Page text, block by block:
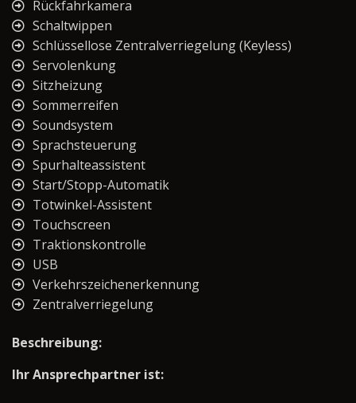
Rückfahrkamera
Schaltwippen
Schlüssellose Zentralverriegelung (Keyless)
Servolenkung
Sitzheizung
Sommerreifen
Soundsystem
Sprachsteuerung
Spurhalteassistent
Start/Stopp-Automatik
Totwinkel-Assistent
Touchscreen
Traktionskontrolle
USB
Verkehrszeichenerkennung
Zentralverriegelung
Beschreibung:
Ihr Ansprechpartner ist: